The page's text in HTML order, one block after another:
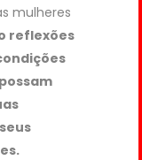
mulheres
reflexões